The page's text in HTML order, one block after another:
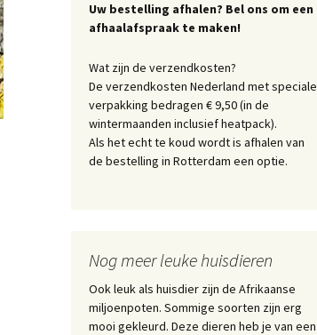
Uw bestelling afhalen? Bel ons om een
afhaalafspraak te maken!
Wat zijn de verzendkosten?
De verzendkosten Nederland met speciale
verpakking bedragen € 9,50 (in de
wintermaanden inclusief heatpack).
Als het echt te koud wordt is afhalen van
de bestelling in Rotterdam een optie.
Nog meer leuke huisdieren
Ook leuk als huisdier zijn de Afrikaanse
miljoenpoten. Sommige soorten zijn erg
mooi gekleurd. Deze dieren heb je van een